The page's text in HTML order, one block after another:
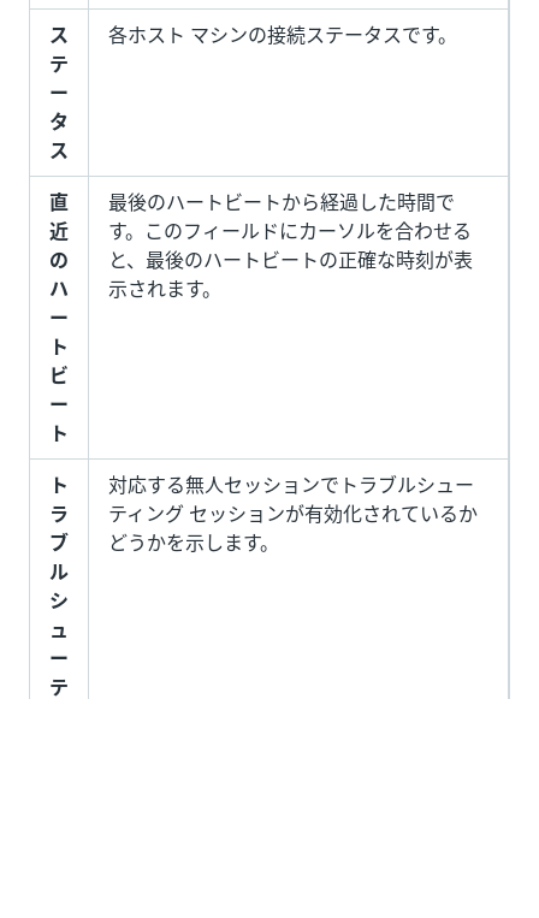
ス
テ
ー
タ
ス
各ホスト マシンの接続ステータスです。
直
近
の
ハ
ー
ト
ビ
ー
ト
最後のハートビートから経過した時間で
す。このフィールドにカーソルを合わせる
と、最後のハートビートの正確な時刻が表
示されます。
ト
ラ
ブ
ル
シ
ュ
ー
テ
対応する無人セッションでトラブルシュー
ティング セッションが有効化されているか
どうかを示します。